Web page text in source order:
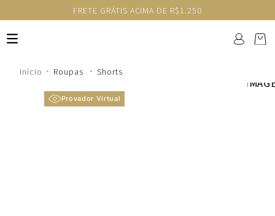
FRETE GRÁTIS ACIMA DE R$1.250
Roupas Shorts
Provador Virtual